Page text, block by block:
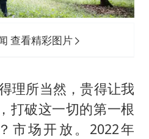
查看精彩图片
理所当然，贵得让我
打破这一切的第一根
市场开放。2022年